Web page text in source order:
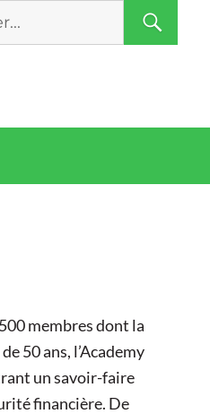
membres dont la
50 ans, l’Academy
un savoir-faire
financière. De